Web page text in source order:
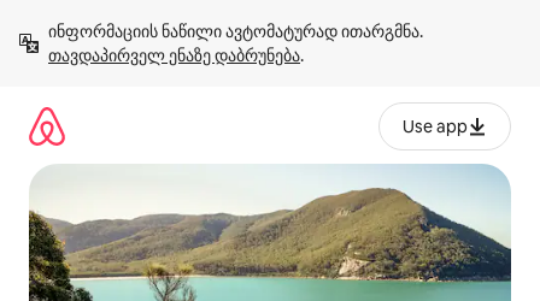
გადასვლა
თავდაპირველ ენაზე დაბრუნება.
Use app